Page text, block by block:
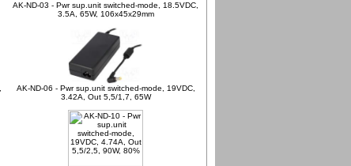
AK-ND-03 - Pwr sup.unit switched-mode, 18.5VDC,
3.5A, 65W, 106x45x29mm
AK-ND-06 - Pwr sup.unit switched-mode, 19VDC,
3.42A, Out 5,5/1,7, 65W